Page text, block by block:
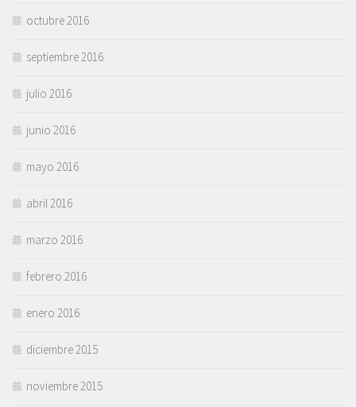
octubre 2016
septiembre 2016
julio 2016
junio 2016
mayo 2016
abril 2016
marzo 2016
febrero 2016
enero 2016
diciembre 2015
noviembre 2015